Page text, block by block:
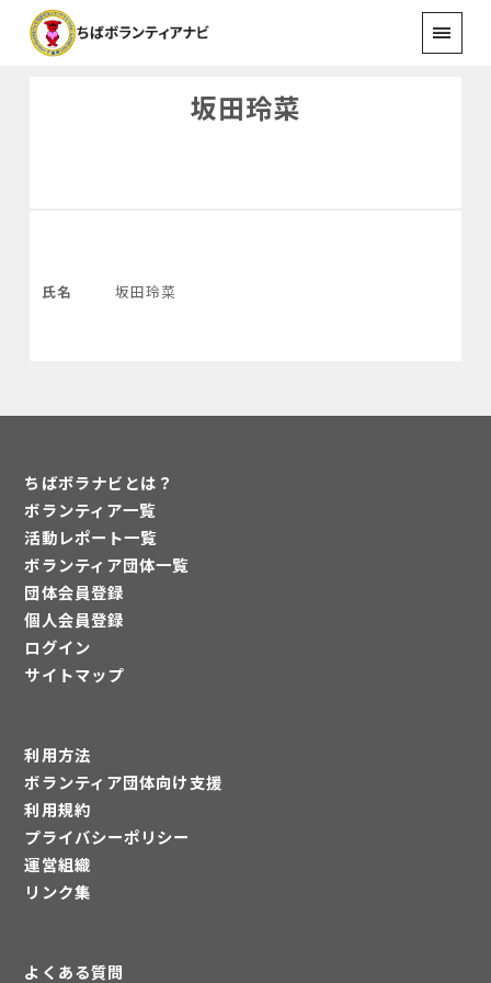
坂田玲菜
氏名 坂田玲菜
ちばボラナビとは？
ボランティア一覧
活動レポート一覧
ボランティア団体一覧
団体会員登録
個人会員登録
ログイン
サイトマップ
利用方法
ボランティア団体向け支援
利用規約
プライバシーポリシー
運営組織
リンク集
よくある質問